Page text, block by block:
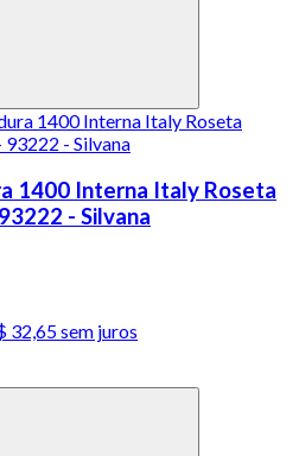
1400 Interna Italy Roseta
- Silvana
32,65 sem juros